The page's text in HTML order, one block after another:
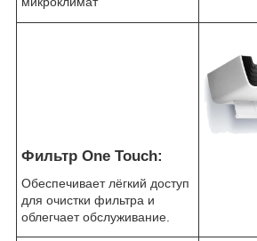
Фильтр One Touch:
Обеспечивает лёгкий доступ
для очистки фильтра и
облегчает обслуживание.